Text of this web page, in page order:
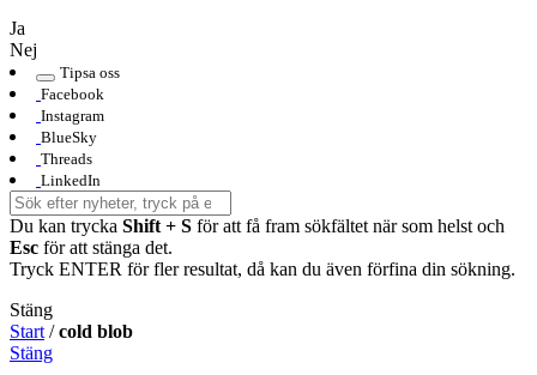
Ja
Nej
Tipsa oss
Facebook
Instagram
BlueSky
Threads
LinkedIn
Du kan trycka Shift + S för att få fram sökfältet när som helst och
Esc för att stänga det.
Tryck ENTER för fler resultat, då kan du även förfina din sökning.
Stäng
Start /cold blob
Stäng